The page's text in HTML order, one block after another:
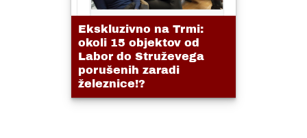
Ekskluzivno na Trmi:
okoli 15 objektov od
Labor do Struževega
porušenih zaradi
železnice!?